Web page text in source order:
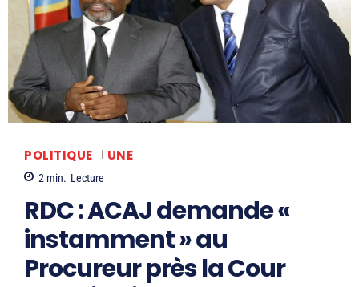
POLITIQUE UNE
2 min. Lecture
RDC : ACAJ demande «
instamment » au
Procureur près la Cour